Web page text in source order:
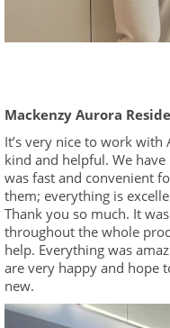
Mackenzy Aurora
It’s very nice to work
kind and helpful. We
was fast and convenient
them; everything is
Thank you so much. It
throughout the whole
help. Everything was
are very happy and hope
new.